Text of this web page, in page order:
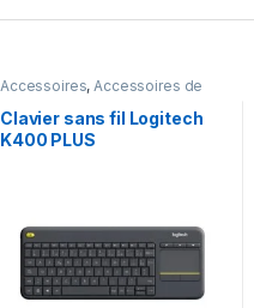
Accessoires, Accessoires de
Equipements de PC
Clavier sans fil Logitech
K400 PLUS